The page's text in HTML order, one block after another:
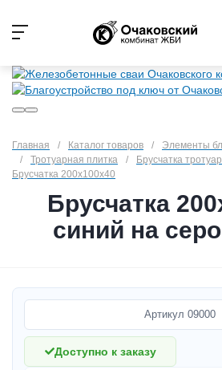
Главная / Каталог товаров /
Элементы
/
Тротуарная плитка / Брусчатка
Брусчатка 200х100х40
Брусчатка
синий на
Артикул 09000
Доступно к заказу